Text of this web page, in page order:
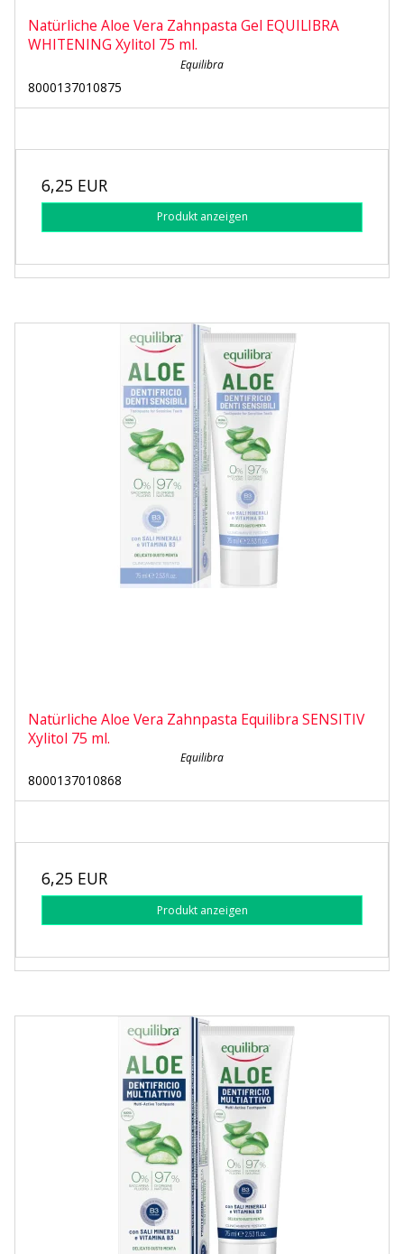
Natürliche Aloe Vera Zahnpasta Gel EQUILIBRA
WHITENING Xylitol 75 ml.
Equilibra
8000137010875
6,25 EUR
Produkt anzeigen
Natürliche Aloe Vera Zahnpasta Equilibra SENSITIV
Xylitol 75 ml.
Equilibra
8000137010868
6,25 EUR
Produkt anzeigen